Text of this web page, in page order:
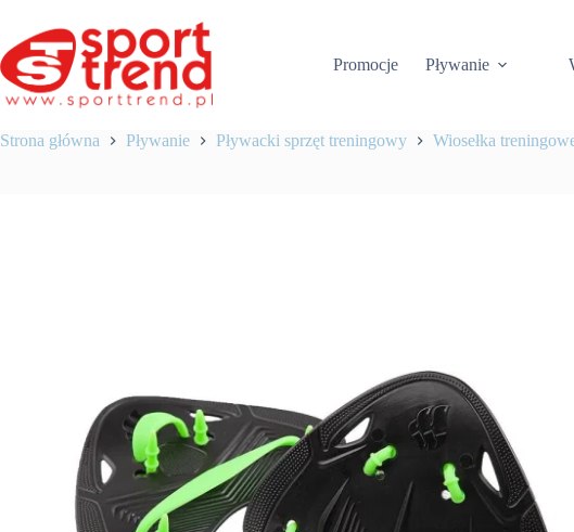
treści
Promocje
Pływanie
Strona główna Pływanie Pływacki sprzęt treningowy Wiosełka